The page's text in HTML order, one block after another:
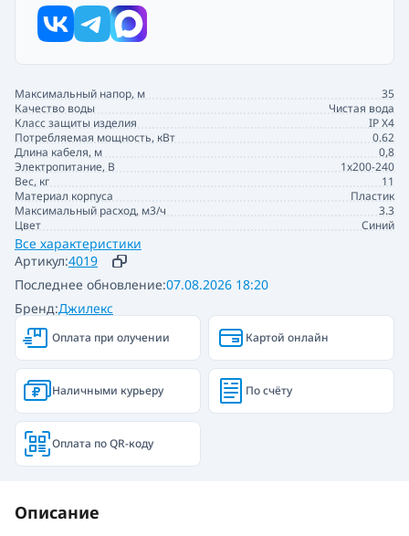
Артикул:4019
Бренд:Джилекс
Последнее обновление:07.08.2026 18:20
Максимальный напор, м
35
Качество воды
Чистая вода
Класс защиты изделия
IP X4
Потребляемая мощность, кВт
0.62
Длина кабеля, м
0,8
Электропитание, В
1x200-240
Вес, кг
11
Материал корпуса
Пластик
Максимальный расход, м3/ч
3.3
Цвет
Синий
Все характеристики
Оплата при олучении Картой онлайн
Наличными курьеру По счёту
Оплата по QR-коду
Описание